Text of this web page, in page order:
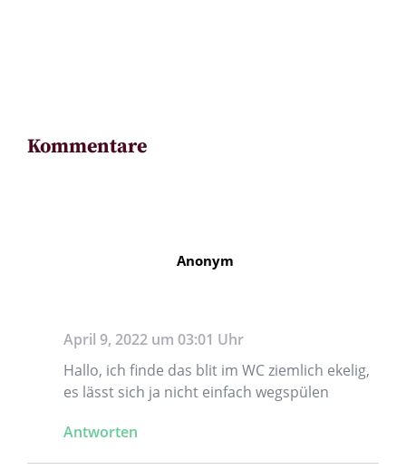
Kommentare
Anonym
April 9, 2022 um 03:01 Uhr
Hallo, ich finde das blit im WC ziemlich ekelig,
es lässt sich ja nicht einfach wegspülen
Antworten